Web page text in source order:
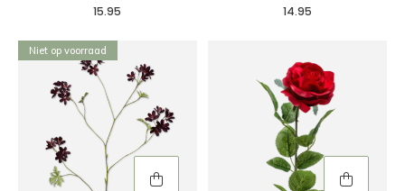
15.95
14.95
Niet op voorraad